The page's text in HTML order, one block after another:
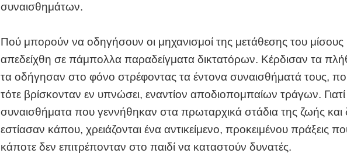
συναισθημάτων.
Πού μπορούν να οδηγήσουν οι μηχανισμοί της μετάθεσης του μίσους
απεδείχθη σε πάμπολλα παραδείγματα δικτατόρων. Κέρδισαν τα
τα οδήγησαν στο φόνο στρέφοντας τα έντονα συναισθήματά τους,
τότε βρίσκονταν εν υπνώσει, εναντίον αποδιοπομπαίων τράγων.
συναισθήματα που γεννήθηκαν στα πρωταρχικά στάδια της ζωής και
εστίασαν κάπου, χρειάζονται ένα αντικείμενο, προκειμένου πράξεις
κάποτε δεν επιτρέπονταν στο παιδί να καταστούν δυνατές.